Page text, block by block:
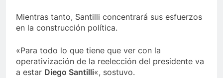
Mientras tanto, Santilli concentrará sus esfuerzos
en la construcción política.
«Para todo lo que tiene que ver con la
operativización de la reelección del presidente va
a estar Diego Santilli«, sostuvo.